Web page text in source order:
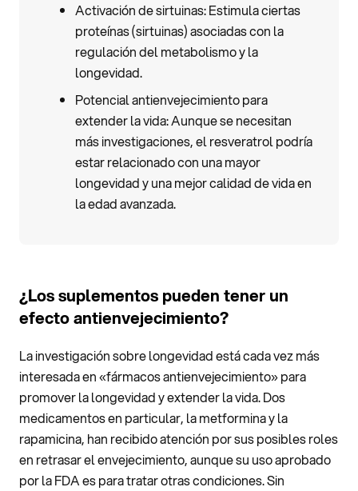
Activación de sirtuinas: Estimula ciertas
proteínas (sirtuinas) asociadas con la
regulación del metabolismo y la
longevidad.
Potencial antienvejecimiento para
extender la vida: Aunque se necesitan
más investigaciones, el resveratrol podría
estar relacionado con una mayor
longevidad y una mejor calidad de vida en
la edad avanzada.
¿Los suplementos pueden tener un
efecto antienvejecimiento?
La investigación sobre longevidad está cada vez más
interesada en «fármacos antienvejecimiento» para
promover la longevidad y extender la vida. Dos
medicamentos en particular, la metformina y la
rapamicina, han recibido atención por sus posibles roles
en retrasar el envejecimiento, aunque su uso aprobado
por la FDA es para tratar otras condiciones. Sin